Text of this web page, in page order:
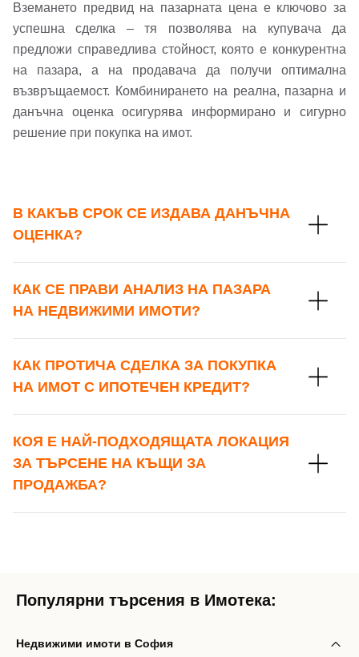
Вземането предвид на пазарната цена е ключово за
успешна сделка – тя позволява на купувача да
предложи справедлива стойност, която е конкурентна
на пазара, а на продавача да получи оптимална
възвръщаемост. Комбинирането на реална, пазарна и
данъчна оценка осигурява информирано и сигурно
решение при покупка на имот.
В КАКЪВ СРОК СЕ ИЗДАВА ДАНЪЧНА
ОЦЕНКА?
КАК СЕ ПРАВИ АНАЛИЗ НА ПАЗАРА
НА НЕДВИЖИМИ ИМОТИ?
КАК ПРОТИЧА СДЕЛКА ЗА ПОКУПКА
НА ИМОТ С ИПОТЕЧЕН КРЕДИТ?
КОЯ Е НАЙ-ПОДХОДЯЩАТА ЛОКАЦИЯ
ЗА ТЪРСЕНЕ НА КЪЩИ ЗА
ПРОДАЖБА?
Популярни търсения в Имотека:
Недвижими имоти в София